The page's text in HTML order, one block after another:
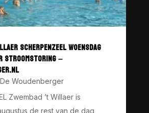
SCHERPENZEEL WOENSDAG
STROOMSTORING –
De Woudenberger
Zwembad ’t Willaer is
de rest van de dag